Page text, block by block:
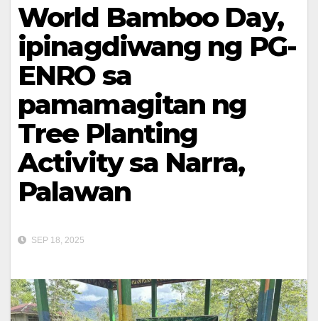
World Bamboo Day,
ipinagdiwang ng PG-
ENRO sa
pamamagitan ng
Tree Planting
Activity sa Narra,
Palawan
SEP 18, 2025